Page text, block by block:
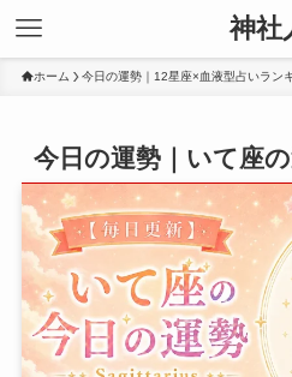
神社
ホーム 今日の運勢｜12星座×血液型占いラン
今日の運勢｜いて座の